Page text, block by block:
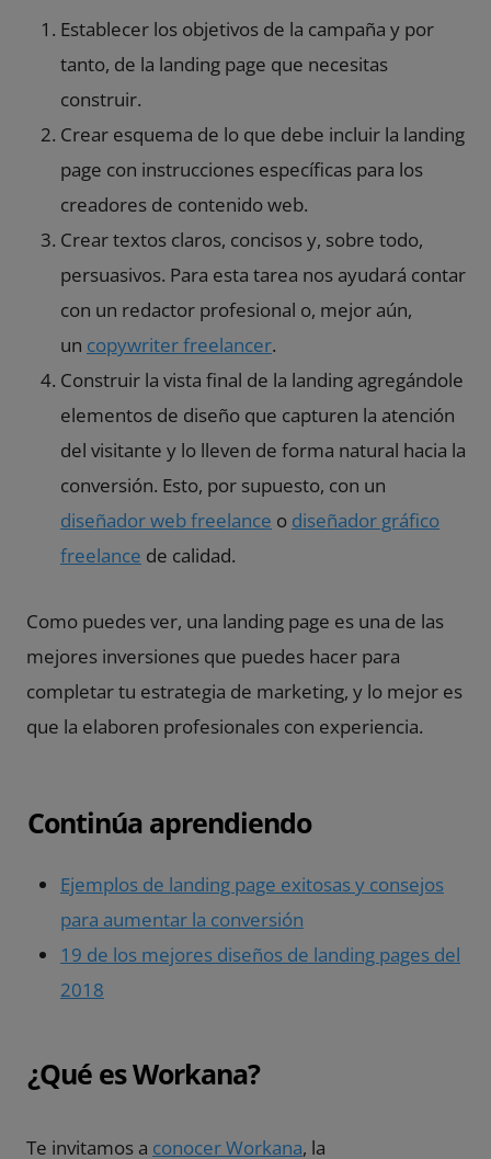
Establecer los objetivos de la campaña y por
tanto, de la landing page que necesitas
construir.
Crear esquema de lo que debe incluir la landing
page con instrucciones específicas para los
creadores de contenido web.
Creartextos claros, concisos y, sobre todo,
persuasivos. Para esta tarea nos ayudará contar
con un redactor profesional o, mejor aún,
un copywriter freelancer.
Construir la vista final de la landing agregándole
elementos de diseño que capturen la atención
del visitante y lo lleven de forma natural hacia la
conversión. Esto, por supuesto, con un
diseñador web freelance o diseñador gráfico
freelance de calidad.
Como puedes ver, una landing page es una de las
mejores inversiones que puedes hacer para
completar tu estrategia de marketing, y lo mejor es
que la elaboren profesionales con experiencia.
Continúa aprendiendo
Ejemplos de landing page exitosas y consejos
para aumentar la conversión
19 de los mejores diseños de landing pages del
2018
¿Qué es Workana?
Te invitamos a conocer Workana, la